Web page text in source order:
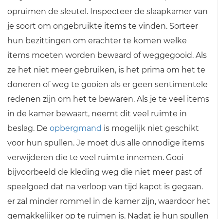
opruimen de sleutel. Inspecteer de slaapkamer van
je soort om ongebruikte items te vinden. Sorteer
hun bezittingen om erachter te komen welke
items moeten worden bewaard of weggegooid. Als
ze het niet meer gebruiken, is het prima om het te
doneren of weg te gooien als er geen sentimentele
redenen zijn om het te bewaren. Als je te veel items
in de kamer bewaart, neemt dit veel ruimte in
beslag. De opbergmand is mogelijk niet geschikt
voor hun spullen. Je moet dus alle onnodige items
verwijderen die te veel ruimte innemen. Gooi
bijvoorbeeld de kleding weg die niet meer past of
speelgoed dat na verloop van tijd kapot is gegaan.
er zal minder rommel in de kamer zijn, waardoor het
gemakkelijker op te ruimen is. Nadat je hun spullen